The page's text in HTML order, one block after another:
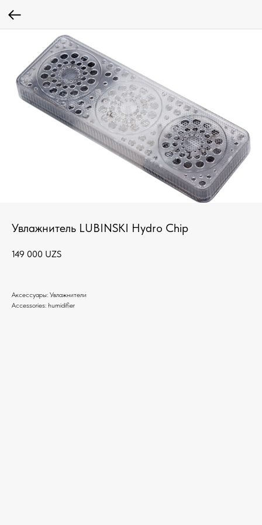
Увлажнитель LUBINSKI Hydro Chip
149 000 UZS
Аксессуары: Увлажнители
Accessories: humidifier